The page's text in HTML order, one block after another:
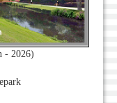
- 2026)